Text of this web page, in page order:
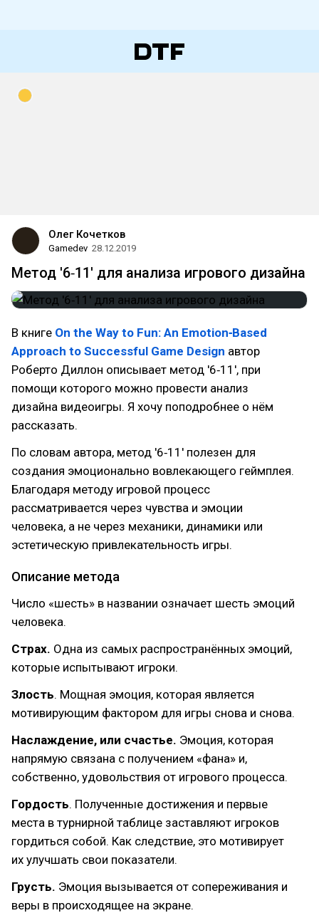
Олег Кочетков
Gamedev 28.12.2019
Метод '6‑11' для анализа игрового дизайна
В книге On the Way to Fun: An Emotion‑Based
Approach to Successful Game Design автор
Роберто Диллон описывает метод '6‑11', при
помощи которого можно провести анализ
дизайна видеоигры. Я хочу поподробнее о нём
рассказать.
По словам автора, метод '6‑11' полезен для
создания эмоционально вовлекающего геймплея.
Благодаря методу игровой процесс
рассматривается через чувства и эмоции
человека, а не через механики, динамики или
эстетическую привлекательность игры.
Описание метода
Число «шесть» в названии означает шесть эмоций
человека.
Страх. Одна из самых распространённых эмоций,
которые испытывают игроки.
Злость. Мощная эмоция, которая является
мотивирующим фактором для игры снова и снова.
Наслаждение, или счастье. Эмоция, которая
напрямую связана с получением «фана» и,
собственно, удовольствия от игрового процесса.
Гордость. Полученные достижения и первые
места в турнирной таблице заставляют игроков
гордиться собой. Как следствие, это мотивирует
их улучшать свои показатели.
Грусть. Эмоция вызывается от сопереживания и
веры в происходящее на экране.